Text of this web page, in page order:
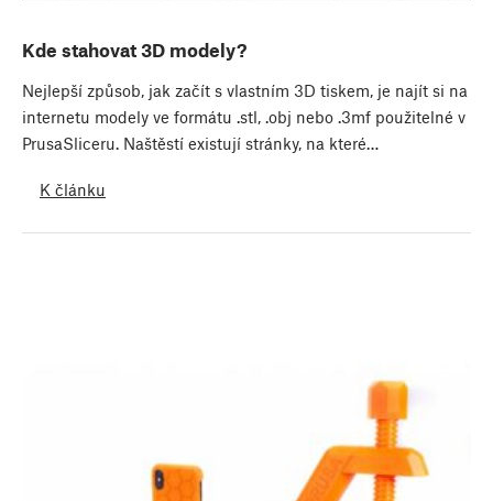
Kde stahovat 3D modely?
Nejlepší způsob, jak začít s vlastním 3D tiskem, je najít si na
internetu modely ve formátu .stl, .obj nebo .3mf použitelné v
PrusaSliceru. Naštěstí existují stránky, na které…
K článku